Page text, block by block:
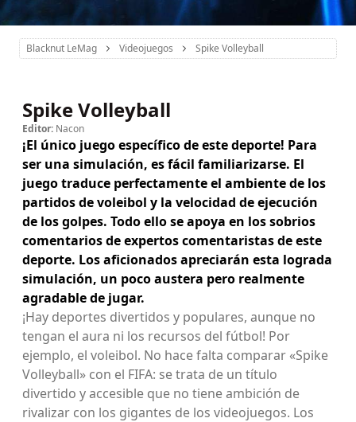
Blacknut LeMag Videojuegos Spike Volleyball
Spike Volleyball
Editor: Nacon
¡El único juego específico de este deporte! Para
ser una simulación, es fácil familiarizarse. El
juego traduce perfectamente el ambiente de los
partidos de voleibol y la velocidad de ejecución
de los golpes. Todo ello se apoya en los sobrios
comentarios de expertos comentaristas de este
deporte. Los aficionados apreciarán esta lograda
simulación, un poco austera pero realmente
agradable de jugar.
¡Hay deportes divertidos y populares, aunque no
tengan el aura ni los recursos del fútbol! Por
ejemplo, el voleibol. No hace falta comparar «Spike
Volleyball» con el FIFA: se trata de un título
divertido y accesible que no tiene ambición de
rivalizar con los gigantes de los videojuegos. Los